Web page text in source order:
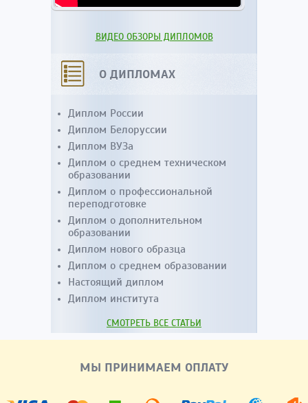
ВИДЕО ОБЗОРЫ ДИПЛОМОВ
О ДИПЛОМАХ
Диплом России
Диплом Белоруссии
Диплом ВУЗа
Диплом о среднем техническом
образовании
Диплом о профессиональной
переподготовке
Диплом о дополнительном
образовании
Диплом нового образца
Диплом о среднем образовании
Настоящий диплом
Диплом института
СМОТРЕТЬ ВСЕ СТАТЬИ
МЫ ПРИНИМАЕМ ОПЛАТУ